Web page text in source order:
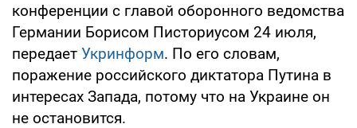
конференции с главой оборонного ведомства
Германии Борисом Писториусом 24 июля,
передает Укринформ. По его словам,
поражение российского диктатора Путина в
интересах Запада, потому что на Украине он
не остановится.